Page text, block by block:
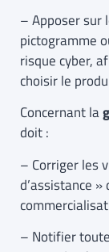
– Apposer sur
pictogramme
risque cyber,
choisir le
Concernant la
doit :
– Corriger les
d’assistance
– Notifier